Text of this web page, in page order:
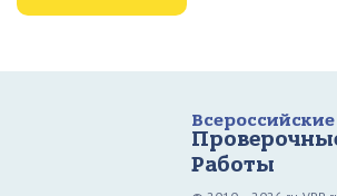
Всероссийские
Работы